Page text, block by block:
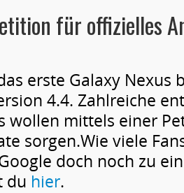
für offizielles
erste Galaxy Nexus
4.4. Zahlreiche
wollen mittels einer
sorgen.Wie viele
doch noch zu
du hier.